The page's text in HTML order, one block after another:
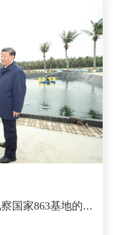
恒兴传达学习习近平总书记视察国家863基地的重要讲话精神